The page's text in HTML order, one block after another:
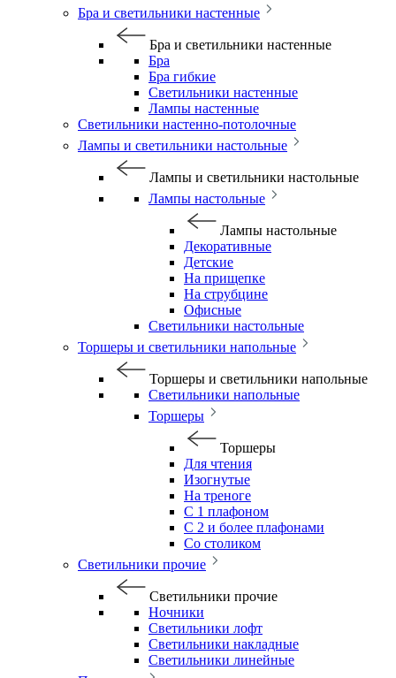
Бра и светильники настенные
Бра и светильники настенные
Бра
Бра гибкие
Светильники настенные
Лампы настенные
Светильники настенно-потолочные
Лампы и светильники настольные
Лампы и светильники настольные
Лампы настольные
Лампы настольные
Декоративные
Детские
На прищепке
На струбцине
Офисные
Светильники настольные
Торшеры и светильники напольные
Торшеры и светильники напольные
Светильники напольные
Торшеры
Торшеры
Для чтения
Изогнутые
На треноге
С 1 плафоном
С 2 и более плафонами
Со столиком
Светильники прочие
Светильники прочие
Ночники
Светильники лофт
Светильники накладные
Светильники линейные